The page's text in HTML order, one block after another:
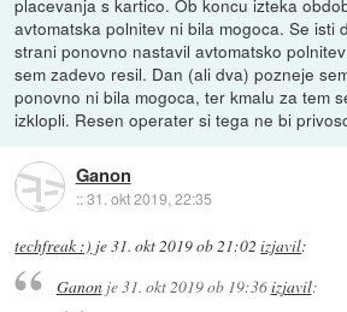
placevanja s kartico. Ob koncu izteka
avtomatska polnitev ni bila mogoca. Se isti
strani ponovno nastavil avtomatsko
sem zadevo resil. Dan (ali dva) pozneje
ponovno ni bila mogoca, ter kmalu za tem
izklopli. Resen operater si tega ne bi
Ganon
::31. okt 2019, 22:35
techfreak :) je31. okt 2019 ob 21:02 izjavil:
Ganonje31. okt 2019 ob 19:36izjavil: